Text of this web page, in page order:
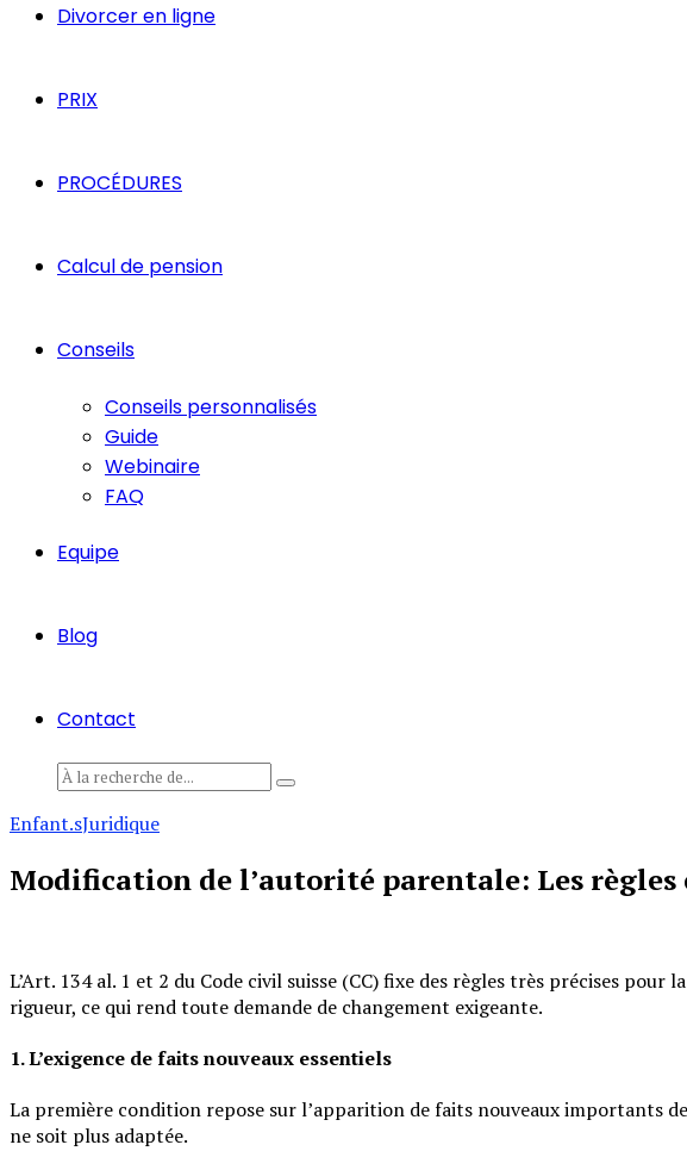
Divorcer en ligne
PRIX
PROCÉDURES
Calcul de pension
Conseils
Conseils personnalisés
Guide
Webinaire
FAQ
Equipe
Blog
Contact
Enfant.sJuridique
Modification de l’autorité parentale: Les règles
L’Art. 134 al. 1 et 2 du Code civil suisse (CC) fixe des règles très précises pour la
rigueur, ce qui rend toute demande de changement exigeante.
1. L’exigence de faits nouveaux essentiels
La première condition repose sur l’apparition de faits nouveaux importants
ne soit plus adaptée.